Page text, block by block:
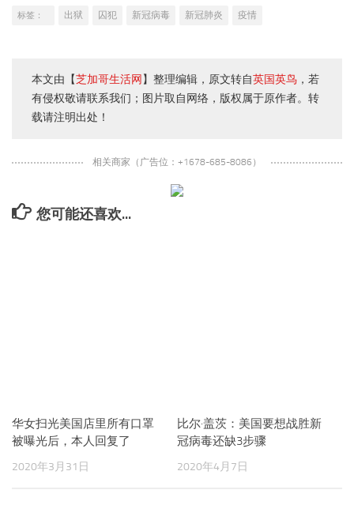
标签： 出狱 囚犯 新冠病毒 新冠肺炎 疫情
本文由【芝加哥生活网 】整理编辑，原文转自英国英鸟 ，若
有侵权敬请联系我们；图片取自网络，版权属于原作者。转
载请注明出处！
相关商家（广告位：+1678-685-8086）
您可能还喜欢...
华女扫光美国店里所有口罩
被曝光后，本人回复了
2020年3月31日
比尔·盖茨：美国要想战胜新
冠病毒还缺3步骤
2020年4月7日